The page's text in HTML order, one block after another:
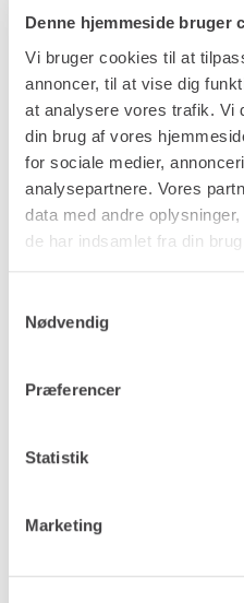
Denne hjemmeside bruger
Vi bruger cookies til at
annoncer, til at vise dig
at analysere vores trafik. Vi
din brug af vores
for sociale medier,
analysepartnere. Vores
data med andre
de har indsamlet fra din
Nødvendig
Præferencer
Statistik
Marketing
kan arbejde rundt om
eller konstruktioner. Med
arbejdsområder 12
kan du endda bruge den
lavtliggende
Leje sker på timebasis
kortere opgaver.
Ruthmann Steiger T
skiltning, inspektion,
millimeterpræcis styring.
Lej Ruthmann T 570
få en komplet løsning,
Drivkraft
Arbejdshøjde, maks.